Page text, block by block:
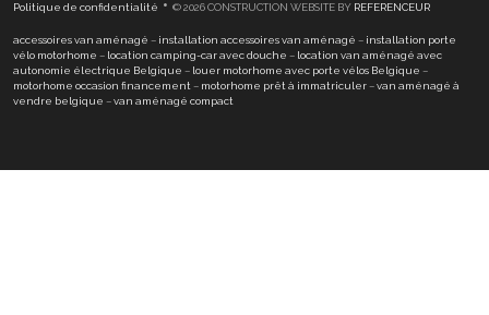
Politique de confidentialité • © 2026 CONSTRUCTION WEBSITE BY REFERENCEUR
accessoires van aménagé – installation accessoires van aménagé – installation porte
vélo motorhome – location camping-car avec douche – location van aménagé avec
autonomie électrique Belgique – louer motorhome avec porte vélos Belgique –
motorhome occasion financement – motorhome prêt à immatriculer–van aménagé à
vendre belgique –van aménagé compact